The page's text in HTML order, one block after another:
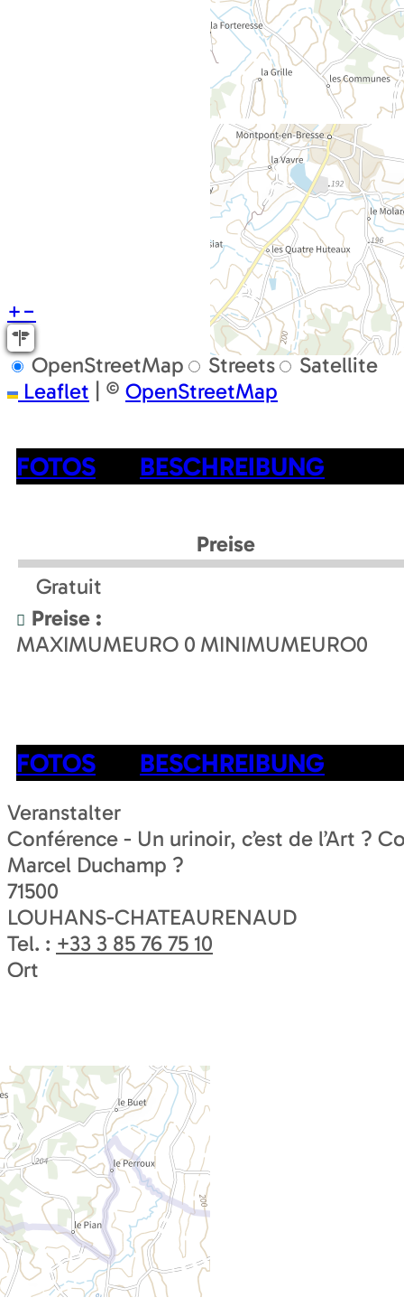
+−
OpenStreetMap Streets
Satellite
Leaflet | © OpenStreetMap
FOTOS BESCHREIBUNG
Preise
Gratuit
Preise :
MAXIMUMEURO 0 MINIMUMEURO0
FOTOS BESCHREIBUNG
Veranstalter
Conférence - Un urinoir, c’est de l’Art ?
Marcel Duchamp ?
71500
LOUHANS-CHATEAURENAUD
Tel. : +33 3 85 76 75 10
Ort